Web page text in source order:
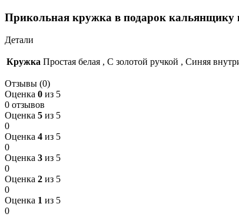
Прикольная кружка в подарок кальянщику
Детали
Кружка Простая белая , С золотой ручкой , Синяя
Отзывы (0)
Оценка 0 из 5
0 отзывов
Оценка 5 из 5
0
Оценка 4 из 5
0
Оценка 3 из 5
0
Оценка 2 из 5
0
Оценка 1 из 5
0